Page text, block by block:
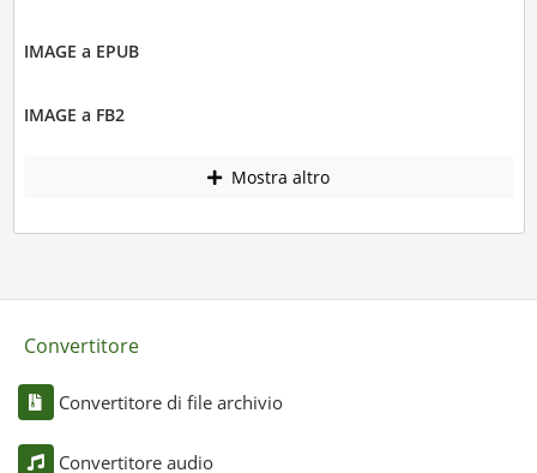
IMAGE a EPUB
IMAGE a FB2
Mostra altro
Convertitore
Convertitore di file archivio
Convertitore audio